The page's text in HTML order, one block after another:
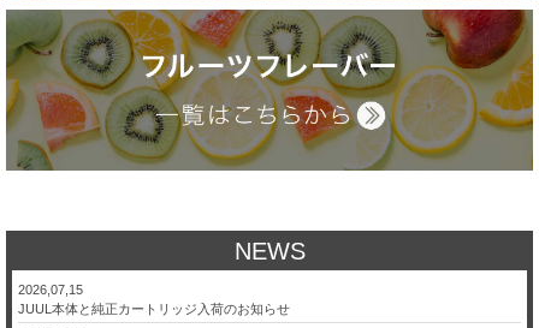
NEWS
2026,07,15
JUUL本体と純正カートリッジ入荷のお知らせ